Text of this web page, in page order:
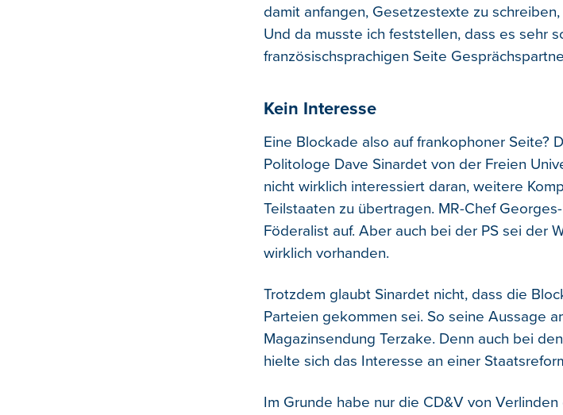
damit anfangen, Gesetzestexte zu
Und da musste ich feststellen, dass es sehr
französischsprachigen Seite
Kein Interesse
Eine Blockade also auf frankophoner Seite?
Politologe Dave Sinardet von der Freien
nicht wirklich interessiert daran, weitere
Teilstaaten zu übertragen. MR-Chef
Föderalist auf. Aber auch bei der PS sei der
wirklich vorhanden.
Trotzdem glaubt Sinardet nicht, dass die
Parteien gekommen sei. So seine Aussage
Magazinsendung Terzake. Denn auch bei
hielte sich das Interesse an einer
Im Grunde habe nur die CD&V von